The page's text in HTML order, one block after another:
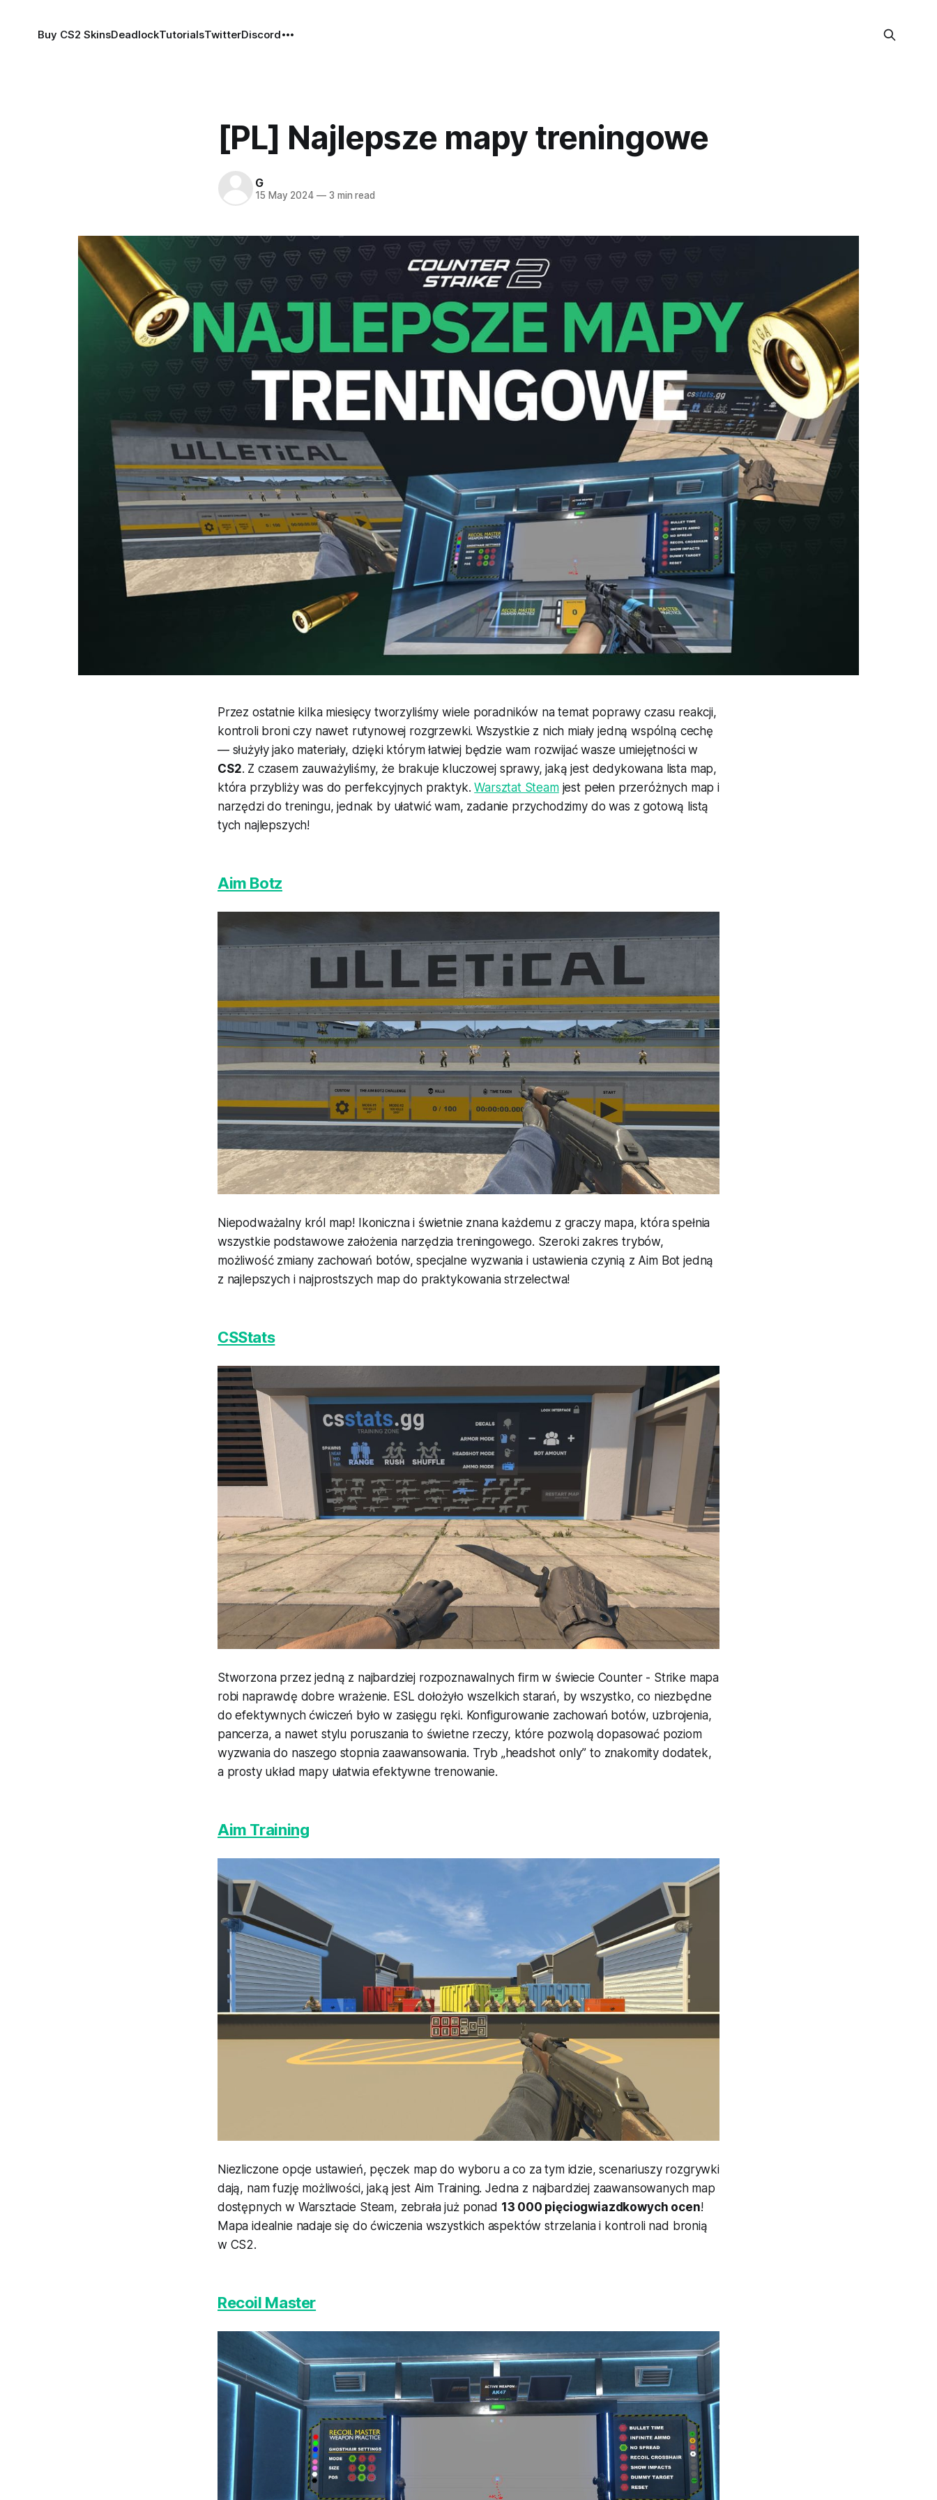
Buy CS2 SkinsDeadlockTutorialsTwitterDiscord
[PL] Najlepsze mapy treningowe
G
15 May 2024 —3 min read
Przez ostatnie kilka miesięcy tworzyliśmy wiele poradników na temat poprawy czasu reakcji,
kontroli broni czy nawet rutynowej rozgrzewki. Wszystkie z nich miały jedną wspólną cechę
— służyły jako materiały, dzięki którym łatwiej będzie wam rozwijać wasze umiejętności w
CS2. Z czasem zauważyliśmy, że brakuje kluczowej sprawy, jaką jest dedykowana lista map,
która przybliży was do perfekcyjnych praktyk.Warsztat Steamjest pełen przeróżnych map i
narzędzi do treningu, jednak by ułatwić wam, zadanie przychodzimy do was z gotową listą
tych najlepszych!
Aim Botz
Niepodważalny król map! Ikoniczna i świetnie znana każdemu z graczy mapa, która spełnia
wszystkie podstawowe założenia narzędzia treningowego. Szeroki zakres trybów,
możliwość zmiany zachowań botów, specjalne wyzwania i ustawienia czynią z Aim Bot jedną
z najlepszych i najprostszych map do praktykowania strzelectwa!
CSStats
Stworzona przez jedną z najbardziej rozpoznawalnych firm w świecie Counter - Strike mapa
robi naprawdę dobre wrażenie. ESL dołożyło wszelkich starań, by wszystko, co niezbędne
do efektywnych ćwiczeń było w zasięgu ręki. Konfigurowanie zachowań botów, uzbrojenia,
pancerza, a nawet stylu poruszania to świetne rzeczy, które pozwolą dopasować poziom
wyzwania do naszego stopnia zaawansowania. Tryb „headshot only” to znakomity dodatek,
a prosty układ mapy ułatwia efektywne trenowanie.
Aim Training
Niezliczone opcje ustawień, pęczek map do wyboru a co za tym idzie, scenariuszy rozgrywki
dają, nam fuzję możliwości, jaką jest Aim Training. Jedna z najbardziej zaawansowanych map
dostępnych w Warsztacie Steam, zebrała już ponad 13 000 pięciogwiazdkowych ocen!
Mapa idealnie nadaje się do ćwiczenia wszystkich aspektów strzelania i kontroli nad bronią
w CS2.
Recoil Master